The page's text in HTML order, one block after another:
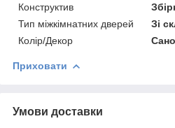
Конструктив
Тип міжкімнатних дверей
Зі
Колір/Декор
Приховати
Умови доставки